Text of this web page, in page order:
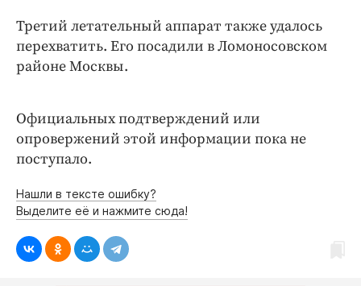
Третий летательный аппарат также удалось
перехватить. Его посадили в Ломоносовском
районе Москвы.
Официальных подтверждений или
опровержений этой информации пока не
поступало.
Нашли в тексте ошибку?
Выделите её и нажмите сюда!